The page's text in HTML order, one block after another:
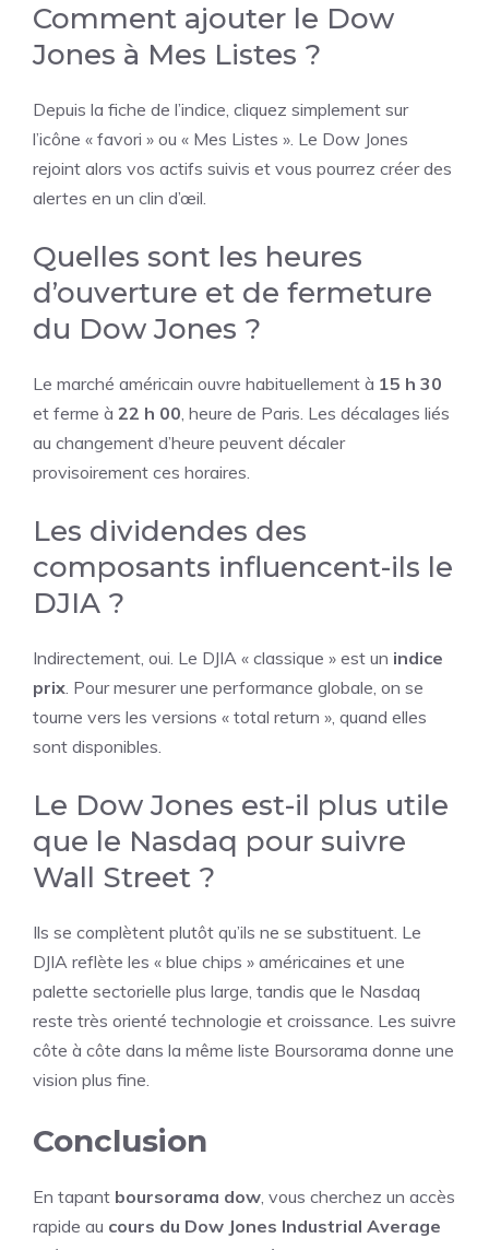
Comment ajouter le Dow
Jones à Mes Listes ?
Depuis la fiche de l’indice, cliquez simplement sur
l’icône « favori » ou « Mes Listes ». Le Dow Jones
rejoint alors vos actifs suivis et vous pourrez créer des
alertes en un clin d’œil.
Quelles sont les heures
d’ouverture et de fermeture
du Dow Jones ?
Le marché américain ouvre habituellement à 15 h 30
et ferme à 22 h 00, heure de Paris. Les décalages liés
au changement d’heure peuvent décaler
provisoirement ces horaires.
Les dividendes des
composants influencent-ils le
DJIA ?
Indirectement, oui. Le DJIA « classique » est un indice
prix. Pour mesurer une performance globale, on se
tourne vers les versions « total return », quand elles
sont disponibles.
Le Dow Jones est-il plus utile
que le Nasdaq pour suivre
Wall Street ?
Ils se complètent plutôt qu’ils ne se substituent. Le
DJIA reflète les « blue chips » américaines et une
palette sectorielle plus large, tandis que le Nasdaq
reste très orienté technologie et croissance. Les suivre
côte à côte dans la même liste Boursorama donne une
vision plus fine.
Conclusion
En tapant boursorama dow, vous cherchez un accès
rapide au cours du Dow Jones Industrial Average